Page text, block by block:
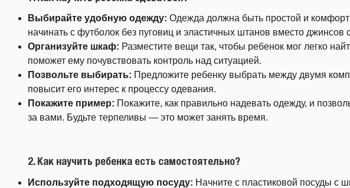
Выбирайте удобную одежду: Одежда должна быть простой и
начинать с футболок без пуговиц и эластичных штанов вместо джинсов
Организуйте шкаф: Разместите вещи так, чтобы ребенок мог легко
поможет ему почувствовать контроль над ситуацией.
Позвольте выбирать: Предложите ребенку выбрать между двумя
повысит его интерес к процессу одевания.
Покажите пример: Покажите, как правильно надевать одежду, и
за вами. Будьте терпеливы — это может занять время.
2.Как научить ребенка есть самостоятельно?
Используйте подходящую посуду: Начните с пластиковой посуды с